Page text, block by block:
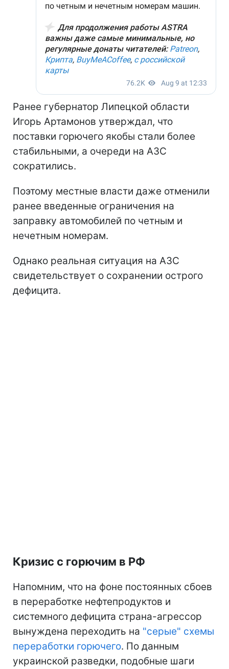
Ранее губернатор Липецкой области
Игорь Артамонов утверждал, что
поставки горючего якобы стали более
стабильными, а очереди на АЗС
сократились.
Поэтому местные власти даже отменили
ранее введенные ограничения на
заправку автомобилей по четным и
нечетным номерам.
Однако реальная ситуация на АЗС
свидетельствует о сохранении острого
дефицита.
Кризис с горючим в РФ
Напомним, что на фоне постоянных сбоев
в переработке нефтепродуктов и
системного дефицита страна-агрессор
вынуждена переходить на "серые" схемы
переработки горючего. По данным
украинской разведки, подобные шаги